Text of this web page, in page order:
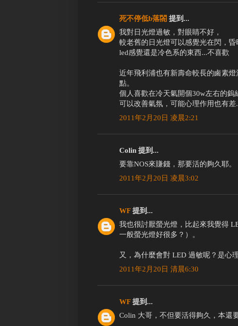
死不停低b落閤 提到...
我對日光燈過敏，對眼睛不好，
較老舊的日光燈可以感覺光在閃，
led感覺還是冷色系的東西...不喜歡
近年飛利浦也有新壽命較長的鹵素
點。
個人喜歡在冷天氣開個30w左右的鎢
可以改善氣氛，可能心理作用也有差
2011年2月20日 凌晨2:21
Colin 提到...
要靠NOS來賺錢，那要活的夠久耶。
2011年2月20日 凌晨3:02
WF提到...
我也很討厭螢光燈，比起來我覺得
一般螢光燈好很多？）。
又，為什麼會對 LED 過敏呢？是心
2011年2月20日 清晨6:30
WF提到...
Colin 大哥，不但要活得夠久，本